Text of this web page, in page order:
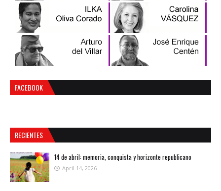
FACEBOOK
RECIENTES
14 de abril: memoria, conquista y horizonte republicano
April 14, 2026